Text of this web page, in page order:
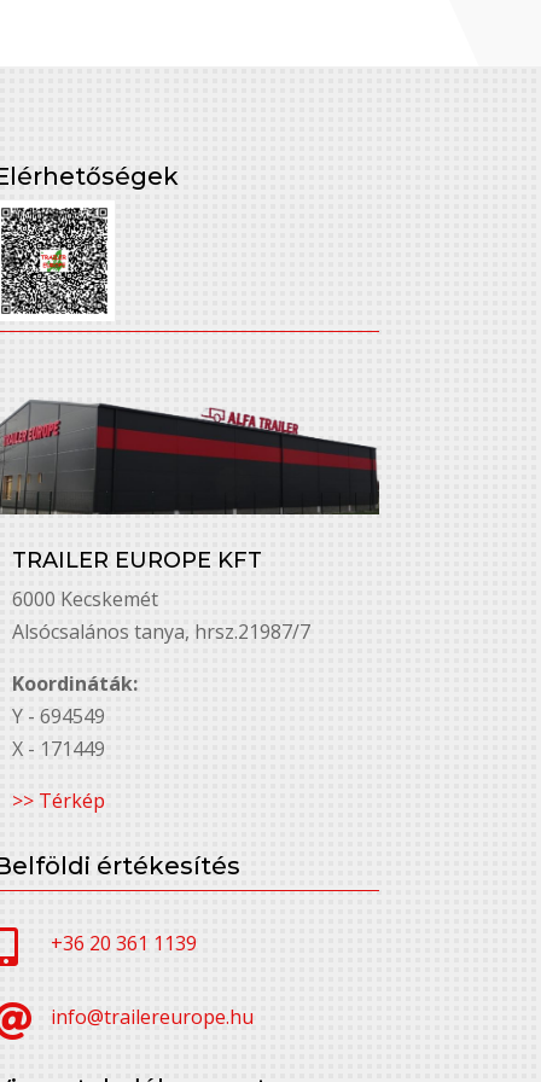
TRAILER EUROPE KFT
6000 Kecskemét
Alsó￳csalános tanya, hrsz.21987/7
Koordináták:
Y - 694549
X - 171449
>> Térkép
értékesítés
+36 20 361 1139
info@trailereurope.hu